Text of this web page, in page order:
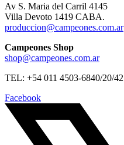
Av S. Maria del Carril 4145
Villa Devoto 1419 CABA.
produccion@campeones.com.ar
Campeones Shop
shop@campeones.com.ar
TEL: +54 011 4503-6840/20/42
Facebook